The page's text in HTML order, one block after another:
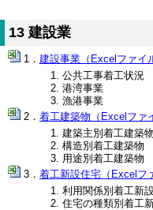
13 建設業
建設事業（Excelファイ
公共工事着工状況
港湾事業
漁港事業
着工建築物（Excelファ
建築主別着工建築物
構造別着工建築物
用途別着工建築物
着工新設住宅（Excelフ
利用関係別着工新
住宅の種類別着工